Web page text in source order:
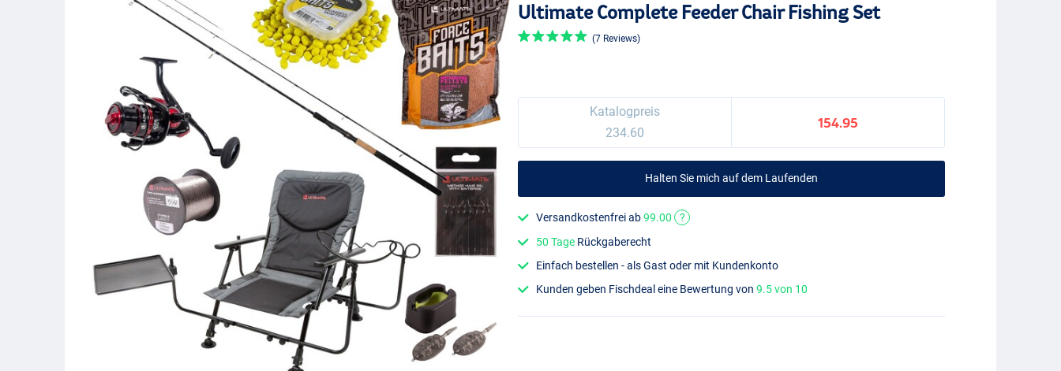
Ultimate Complete Feeder Chair Fishing Set
(7 Reviews)
Katalogpreis
234.60
154.95
Halten Sie mich auf dem Laufenden
Versandkostenfrei ab99.00
?
50 Tage Rückgaberecht
Einfach bestellen - als Gast oder mit Kundenkonto
Kunden geben Fischdeal eine Bewertung von9.5 von 10